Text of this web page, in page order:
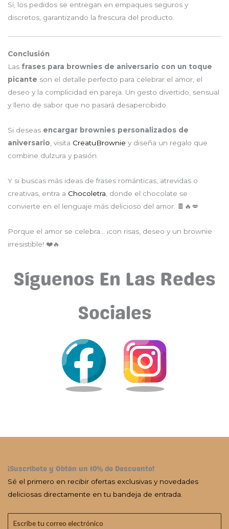
Sí, los pedidos se entregan en empaques seguros y
discretos, garantizando la frescura del producto.
Conclusión
Las frases para brownies de aniversario con un toque
picante son el detalle perfecto para celebrar el amor, el
deseo y la complicidad en pareja. Un gesto divertido, sensual
y lleno de sabor que no pasará desapercibido.
Si deseas encargar brownies personalizados de
aniversario , visita CreatuBrownie y diseña un regalo que
combine dulzura y pasión.
Y si buscas más ideas de frases románticas, atrevidas o
creativas, entra a Chocoletra , donde el chocolate se
convierte en el lenguaje más delicioso del amor. 🍫🔥💋
Porque el amor se celebra… ¡con risas, deseo y un brownie
irresistible! ❤️🔥
Síguenos En Las Redes
Sociales
¡Suscríbete y Obtén un 10% de Descuento!
Sé el primero en recibir ofertas exclusivas y novedades
deliciosas directamente en tu bandeja de entrada.